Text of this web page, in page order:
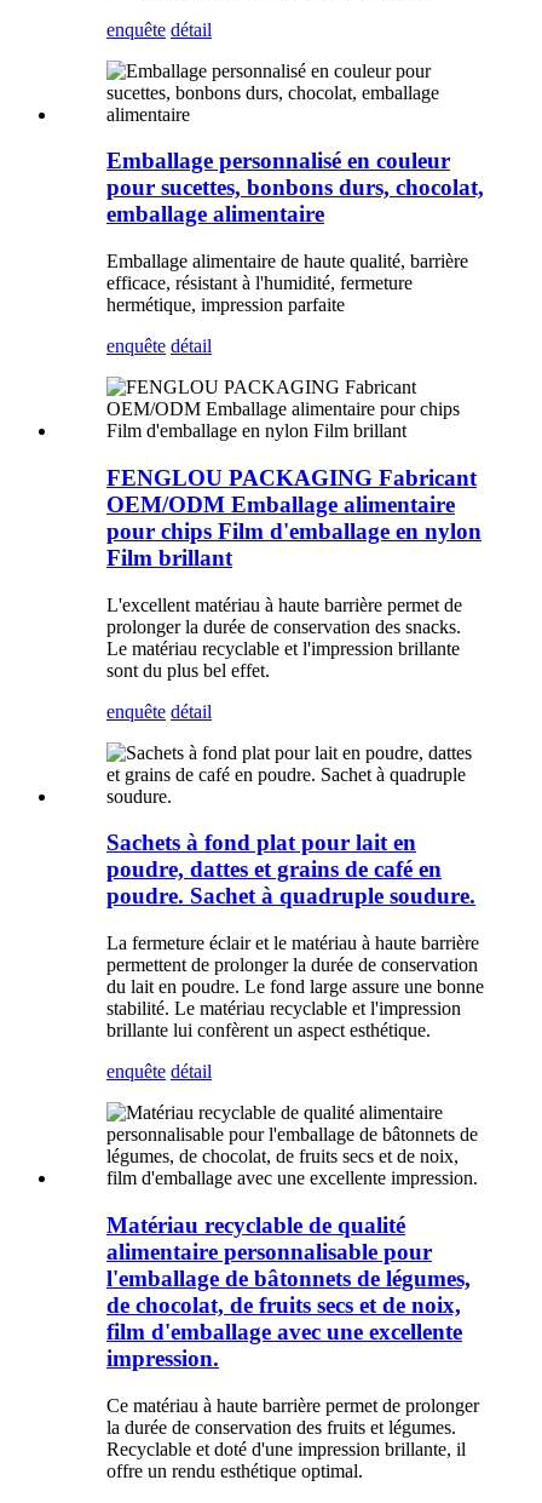
enquête détail
Emballage personnalisé en couleur
pour sucettes, bonbons durs, chocolat,
emballage alimentaire
Emballage alimentaire de haute qualité, barrière
efficace, résistant à l'humidité, fermeture
hermétique, impression parfaite
enquête détail
FENGLOU PACKAGING Fabricant
OEM/ODM Emballage alimentaire
pour chips Film d'emballage en nylon
Film brillant
L'excellent matériau à haute barrière permet de
prolonger la durée de conservation des snacks.
Le matériau recyclable et l'impression brillante
sont du plus bel effet.
enquête détail
Sachets à fond plat pour lait en
poudre, dattes et grains de café en
poudre. Sachet à quadruple soudure.
La fermeture éclair et le matériau à haute barrière
permettent de prolonger la durée de conservation
du lait en poudre. Le fond large assure une bonne
stabilité. Le matériau recyclable et l'impression
brillante lui confèrent un aspect esthétique.
enquête détail
Matériau recyclable de qualité
alimentaire personnalisable pour
l'emballage de bâtonnets de légumes,
de chocolat, de fruits secs et de noix,
film d'emballage avec une excellente
impression.
Ce matériau à haute barrière permet de prolonger
la durée de conservation des fruits et légumes.
Recyclable et doté d'une impression brillante, il
offre un rendu esthétique optimal.